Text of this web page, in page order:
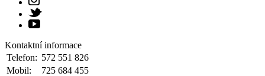
Kontaktní informace
Telefon: 572 551 826
Mobil:
725 684 455